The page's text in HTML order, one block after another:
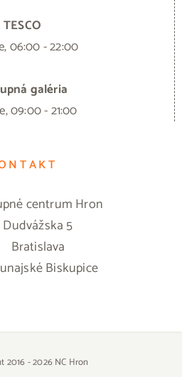
TESCO
06:00 - 22:00
galéria
09:00 - 21:00
centrum Hron
Dudvážska 5
Bratislava
Biskupice
2016 -2026 NC Hron